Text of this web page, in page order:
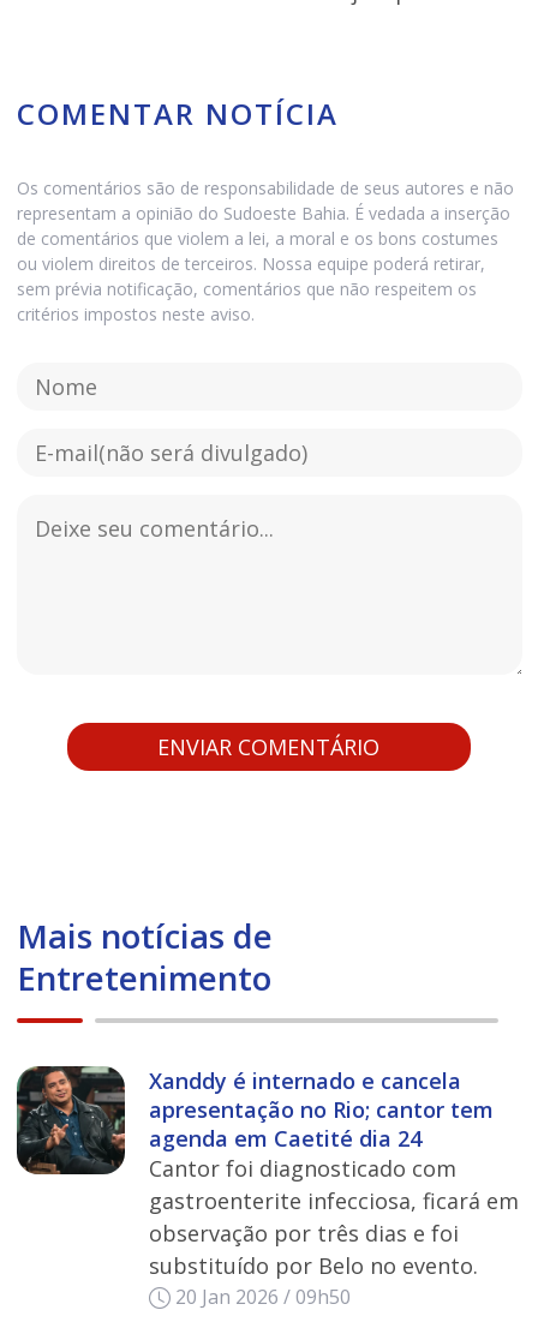
COMENTAR NOTÍCIA
Os comentários são de responsabilidade de seus autores e não
representam a opinião do Sudoeste Bahia. É vedada a inserção
de comentários que violem a lei, a moral e os bons costumes
ou violem direitos de terceiros. Nossa equipe poderá retirar,
sem prévia notificação, comentários que não respeitem os
critérios impostos neste aviso.
Mais notícias de
Entretenimento
Xanddy é internado e cancela
apresentação no Rio; cantor tem
agenda em Caetité dia 24
Cantor foi diagnosticado com
gastroenterite infecciosa, ficará em
observação por três dias e foi
substituído por Belo no evento.
20 Jan 2026 / 09h50